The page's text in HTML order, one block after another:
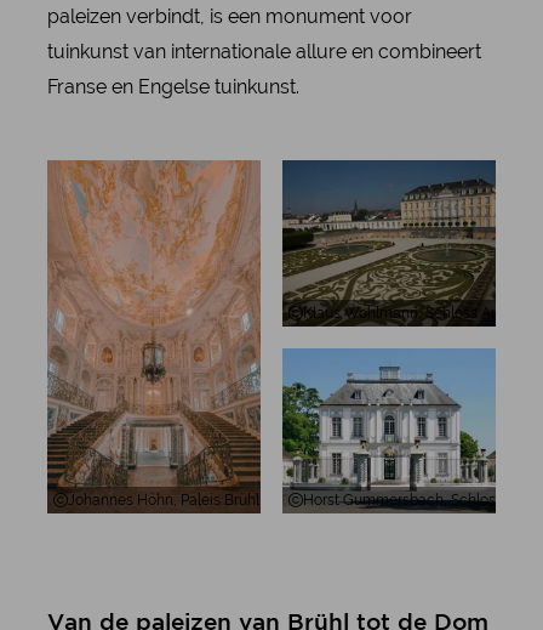
paleizen verbindt, is een monument voor
tuinkunst van internationale allure en combineert
Franse en Engelse tuinkunst.
Johannes Höhn, Paleis Brühl Augustusburg Barok trappenhuis
Horst Gummersbach, Schloss
Klaus Wohlmann, Schloss
Van de paleizen van Brühl tot de Dom